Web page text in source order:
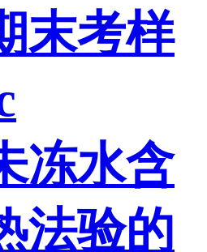
末考样
冻水含
法验的